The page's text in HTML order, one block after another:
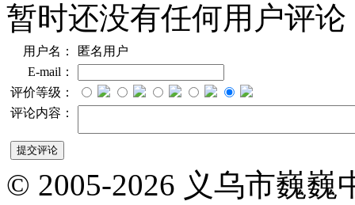
暂时还没有任何用户评论
用户名：
匿名用户
E-mail：
评价等级：
评论内容：
© 2005-2026 义乌市巍